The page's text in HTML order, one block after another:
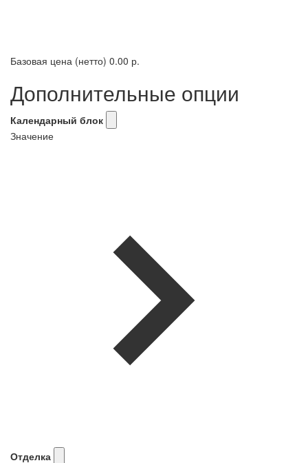
Базовая цена (нетто) 0.00 р.
Дополнительные опции
Календарный блок
Значение
Отделка